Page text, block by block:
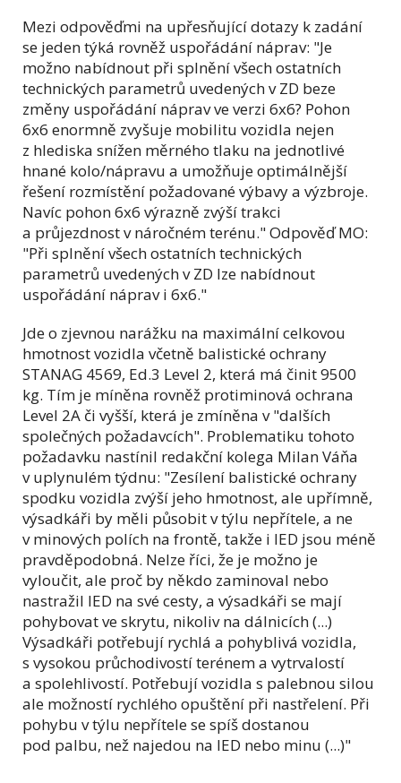
Mezi odpověďmi na upřesňující dotazy k zadání
se jeden týká rovněž uspořádání náprav: "Je
možno nabídnout při splnění všech ostatních
technických parametrů uvedených v ZD beze
změny uspořádání náprav ve verzi 6x6? Pohon
6x6 enormně zvyšuje mobilitu vozidla nejen
z hlediska snížen měrného tlaku na jednotlivé
hnané kolo/nápravu a umožňuje optimálnější
řešení rozmístění požadované výbavy a výzbroje.
Navíc pohon 6x6 výrazně zvýší trakci
a průjezdnost v náročném terénu." Odpověď MO:
"Při splnění všech ostatních technických
parametrů uvedených v ZD lze nabídnout
uspořádání náprav i 6x6."
Jde o zjevnou narážku na maximální celkovou
hmotnost vozidla včetně balistické ochrany
STANAG 4569, Ed.3 Level 2, která má činit 9500
kg. Tím je míněna rovněž protiminová ochrana
Level 2A či vyšší, která je zmíněna v "dalších
společných požadavcích". Problematiku tohoto
požadavku nastínil redakční kolega Milan Váňa
v uplynulém týdnu: "Zesílení balistické ochrany
spodku vozidla zvýší jeho hmotnost, ale upřímně,
výsadkáři by měli působit v týlu nepřítele, a ne
v minových polích na frontě, takže i IED jsou méně
pravděpodobná. Nelze říci, že je možno je
vyloučit, ale proč by někdo zaminoval nebo
nastražil IED na své cesty, a výsadkáři se mají
pohybovat ve skrytu, nikoliv na dálnicích (...)
Výsadkáři potřebují rychlá a pohyblivá vozidla,
s vysokou průchodivostí terénem a vytrvalostí
a spolehlivostí. Potřebují vozidla s palebnou silou
ale možností rychlého opuštění při nastřelení. Při
pohybu v týlu nepřítele se spíš dostanou
pod palbu, než najedou na IED nebo minu (...)"